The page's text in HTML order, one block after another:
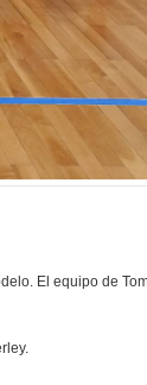
El equipo de